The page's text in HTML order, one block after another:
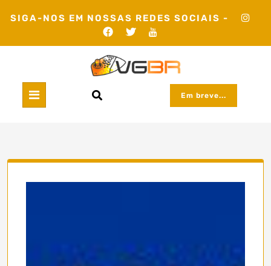
SIGA-NOS EM NOSSAS REDES SOCIAIS -
Em breve...